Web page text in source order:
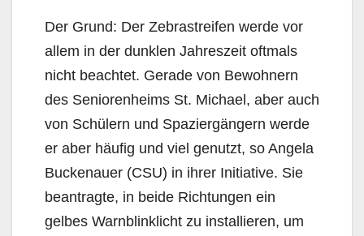
Der Grund: Der Zebrastreifen werde vor
allem in der dunklen Jahreszeit oftmals
nicht beachtet. Gerade von Bewohnern
des Seniorenheims St. Michael, aber auch
von Schülern und Spaziergängern werde
er aber häufig und viel genutzt, so Angela
Buckenauer (CSU) in ihrer Initiative. Sie
beantragte, in beide Richtungen ein
gelbes Warnblinklicht zu installieren, um